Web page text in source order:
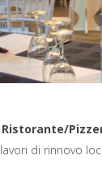
Ristorante/
lavori di rinnovo